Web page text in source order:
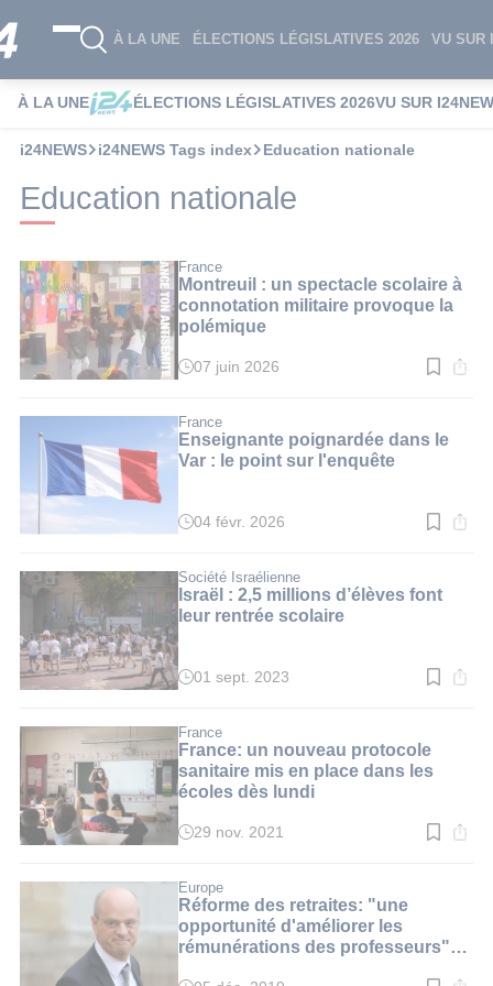
À LA UNE ÉLECTIONS LÉGISLATIVES 2026 VU SUR
À LA UNE ÉLECTIONS LÉGISLATIVES 2026VU SUR
i24NEWS i24NEWS Tags index Education nationale
Education nationale
France
Montreuil : un spectacle scolaire à
connotation militaire provoque la
polémique
Temps
:
4
min.
07 juin 2026
France
Enseignante poignardée dans le
Var : le point sur l'enquête
Temps
:
3
min.
04 févr. 2026
Société Israélienne
Israël : 2,5 millions d’élèves font
leur rentrée scolaire
Temps
:
3
min.
01 sept. 2023
France
France: un nouveau protocole
sanitaire mis en place dans les
écoles dès lundi
Temps
:
2
min.
29 nov. 2021
Europe
Réforme des retraites: "une
opportunité d'améliorer les
rémunérations des professeurs"